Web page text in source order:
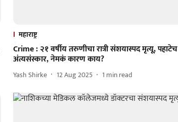
महाराष्ट्र
Crime : २१ वर्षीय तरुणीचा रात्री संशयास्पद मृत्यू, पहाटेच
अंत्यसंस्कार, नेमकं कारण काय?
Yash Shirke 12 Aug 2025 1 min read